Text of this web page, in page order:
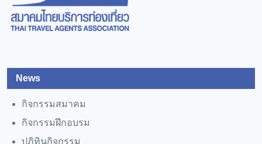
News
กิจกรรมสมาคม
กิจกรรมฝึกอบรม
ปฏิทินกิจกรรม